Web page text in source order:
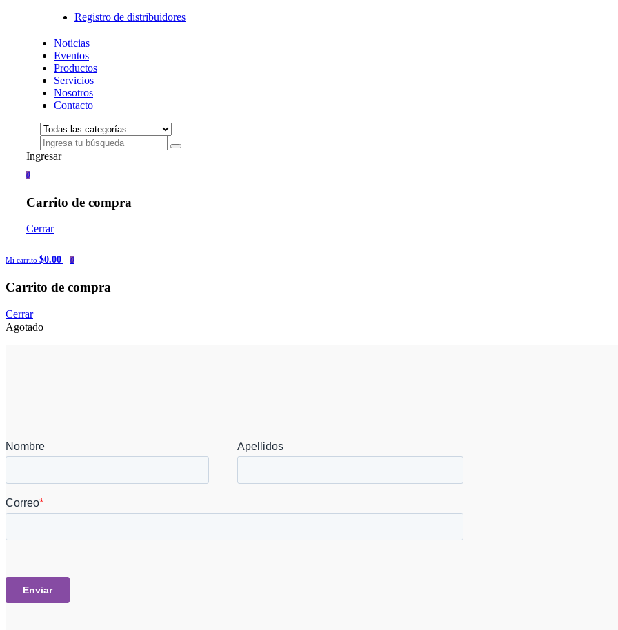
Registro de distribuidores
Noticias
Eventos
Productos
Servicios
Nosotros
Contacto
Ingresar
0
Carrito de compra
Cerrar
Mi carrito $0.00 0
Carrito de compra
Cerrar
Agotado